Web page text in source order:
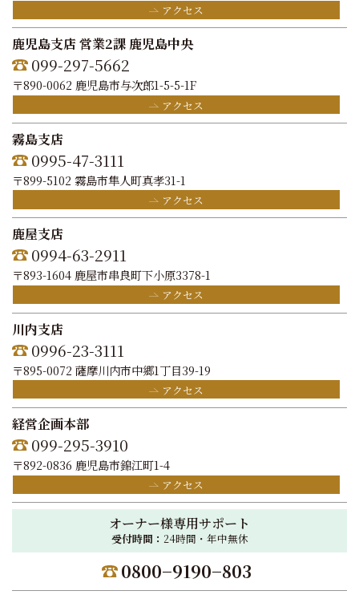
アクセス
鹿児島支店 営業2課 鹿児島中央
099-297-5662
〒890-0062 鹿児島市与次郎1-5-5-1F
アクセス
霧島支店
0995-47-3111
〒899-5102 霧島市隼人町真孝31-1
アクセス
鹿屋支店
0994-63-2911
〒893-1604 鹿屋市串良町下小原3378-1
アクセス
川内支店
0996-23-3111
〒895-0072 薩摩川内市中郷1丁目39-19
アクセス
経営企画本部
099-295-3910
〒892-0836 鹿児島市錦江町1-4
アクセス
オーナー様専用サポート
受付時間： 24時間・年中無休
0800−9190−803